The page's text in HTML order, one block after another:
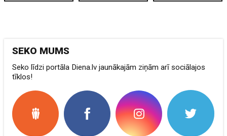
SEKO MUMS
Seko līdzi portāla Diena.lv jaunākajām ziņām arī sociālajos
tīklos!